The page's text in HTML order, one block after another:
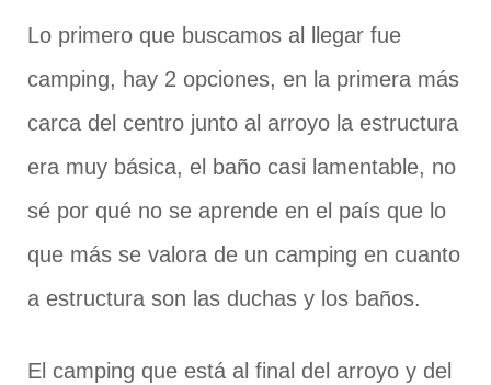
Lo primero que buscamos al llegar fue
camping, hay 2 opciones, en la primera más
carca del centro junto al arroyo la estructura
era muy básica, el baño casi lamentable, no
sé por qué no se aprende en el país que lo
que más se valora de un camping en cuanto
a estructura son las duchas y los baños.
El camping que está al final del arroyo y del